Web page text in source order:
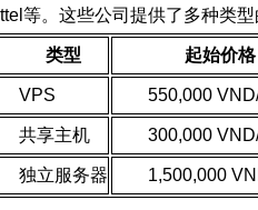
等。这些公司提供了多种类
类型 起始价格
VPS 550,000
共享主机 300,000
独立服务器 1,500,000